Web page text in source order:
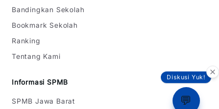
Diskusi Yuk!
💬
Bandingkan Sekolah
Bookmark Sekolah
Ranking
Tentang Kami
Informasi SPMB
SPMB Jawa Barat